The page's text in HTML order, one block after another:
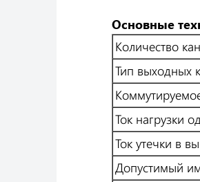
Основные
Количество
Тип выходных
Ток нагрузки
Ток утечки в
Допустимый